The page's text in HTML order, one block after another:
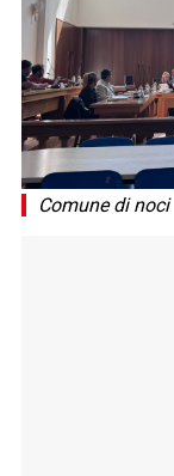
Comune di noci